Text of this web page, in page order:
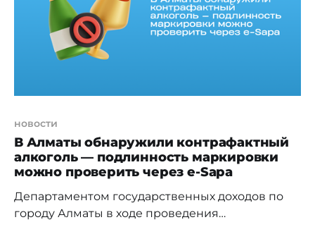
новости
В Алматы обнаружили контрафактный
алкоголь — подлинность маркировки
можно проверить через e-Sapa
Департаментом государственных доходов по
городу Алматы в ходе проведения